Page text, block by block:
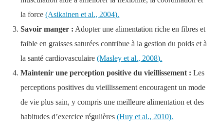
la force(Asikainen et al., 2004).
Savoir manger : Adopter une alimentation riche en fibres et
faible en graisses saturées contribue à la gestion du poids et à
la santé cardiovasculaire(Masley et al., 2008).
Maintenir une perception positive du vieillissement : Les
perceptions positives du vieillissement encouragent un mode
de vie plus sain, y compris une meilleure alimentation et des
habitudes d’exercice régulières(Huy et al., 2010).